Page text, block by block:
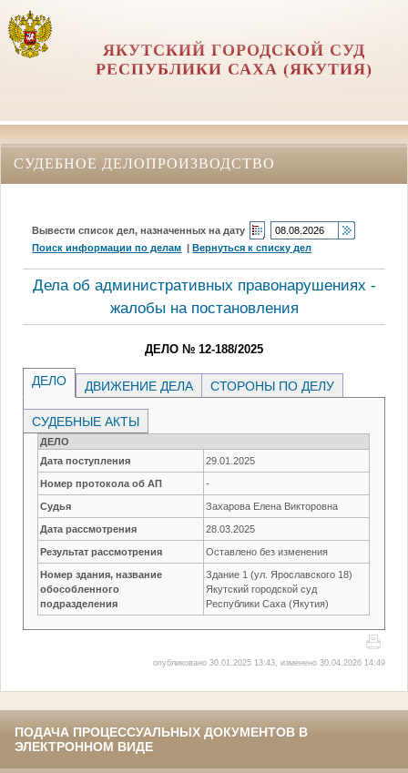
ЯКУТСКИЙ ГОРОДСКОЙ СУД
РЕСПУБЛИКИ САХА (ЯКУТИЯ)
СУДЕБНОЕ ДЕЛОПРОИЗВОДСТВО
Вывести список дел, назначенных на дату
Поиск информации по делам |Вернуться к списку дел
Дела об административных правонарушениях -
жалобы на постановления
ДЕЛО № 12-188/2025
ДЕЛО ДВИЖЕНИЕ ДЕЛА СТОРОНЫ ПО ДЕЛУ
СУДЕБНЫЕ АКТЫ
ДЕЛО
Дата поступления
29.01.2025
Номер протокола об АП -
Судья Захарова Елена Викторовна
Дата рассмотрения 28.03.2025
Результат рассмотрения Оставлено без изменения
Номер здания, название
обособленного
подразделения
Здание 1 (ул. Ярославского 18)
Якутский городской суд
Республики Саха (Якутия)
опубликовано 30.01.2025 13:43, изменено 30.04.2026 14:49
ПОДАЧА ПРОЦЕССУАЛЬНЫХ ДОКУМЕНТОВ В
ЭЛЕКТРОННОМ ВИДЕ